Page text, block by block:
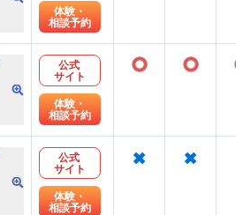
体験・
相談予約
公式
サイト
体験・
相談予約
○ ○
公式
サイト
体験・
相談予約
× ×